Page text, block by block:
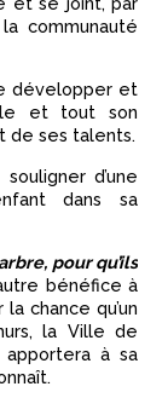
communauté
développer et
et tout son
de ses talents.
d’une
dans sa
pour qu’ils
bénéfice à
chance qu’un
la Ville de
à sa